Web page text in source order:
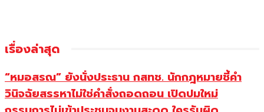
เรื่องล่าสุด
“หมอสรณ” ยังนั่งประธาน กสทช. นักกฎหมายชี้คำ
วินิจฉัยสรรหาไม่ใช่คำสั่งถอดถอน เปิดปมใหม่